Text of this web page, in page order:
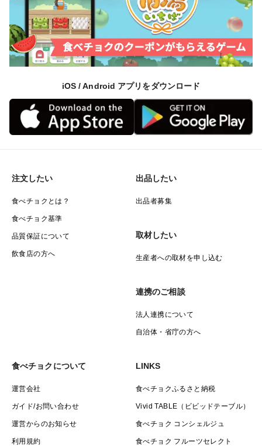
iOS / Android アプリをダウンロード
注文したい
食べチョクとは？
食べチョク基準
品質保証について
飲食店の方へ
出品したい
出品者募集
取材したい
生産者への取材を申し込む
連携のご相談
法人連携について
自治体・省庁の方へ
食べチョクについて
運営会社
ガイド/お問い合わせ
運営からのお知らせ
利用規約
LINKS
食べチョクふるさと納税
Vivid TABLE（ビビッドテーブル）
食べチョク コンシェルジュ
食べチョク フルーツセレクト